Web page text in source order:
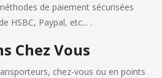
de paiement sécurisées
HSBC, Paypal, etc... .
Chez Vous
chez-vous ou en points